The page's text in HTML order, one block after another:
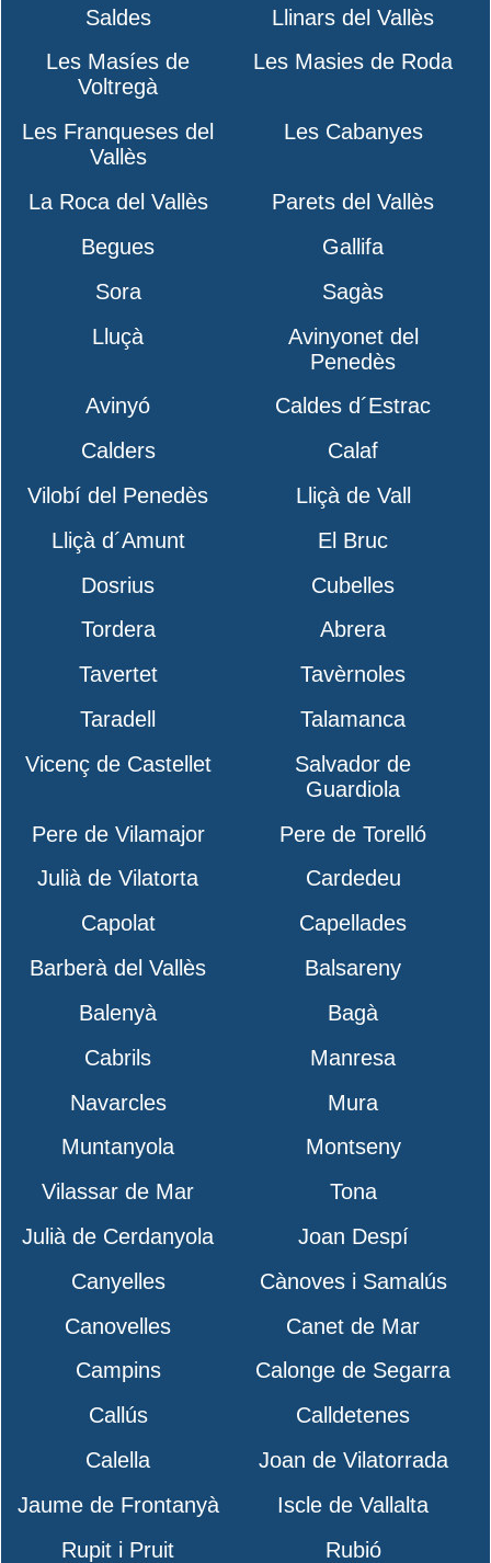
Saldes
Llinars del Vallès
Les Masíes de
Voltregà
Les Masies de Roda
Les Franqueses del
Vallès
Les Cabanyes
La Roca del Vallès
Parets del Vallès
Begues
Gallifa
Sora
Sagàs
Lluçà
Avinyonet del
Penedès
Avinyó
Caldes d´Estrac
Calders
Calaf
Vilobí del Penedès
Lliçà de Vall
Lliçà d´Amunt
El Bruc
Dosrius
Cubelles
Tordera
Abrera
Tavertet
Tavèrnoles
Taradell
Talamanca
Vicenç de Castellet
Salvador de
Guardiola
Pere de Vilamajor
Pere de Torelló
Julià de Vilatorta
Cardedeu
Capolat
Capellades
Barberà del Vallès
Balsareny
Balenyà
Bagà
Cabrils
Manresa
Navarcles
Mura
Muntanyola
Montseny
Vilassar de Mar
Tona
Julià de Cerdanyola
Joan Despí
Canyelles
Cànoves i Samalús
Canovelles
Canet de Mar
Campins
Calonge de Segarra
Callús
Calldetenes
Calella
Joan de Vilatorrada
Jaume de Frontanyà
Iscle de Vallalta
Rupit i Pruit
Rubió